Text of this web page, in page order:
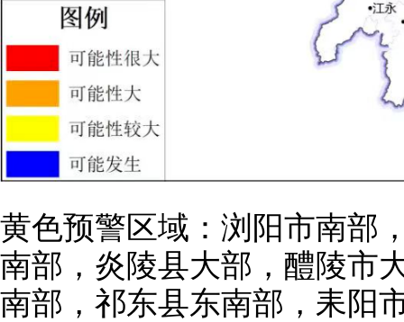
黄色预警区域：浏阳市南部
南部，炎陵县大部，醴陵市
南部，祁东县东南部，耒阳